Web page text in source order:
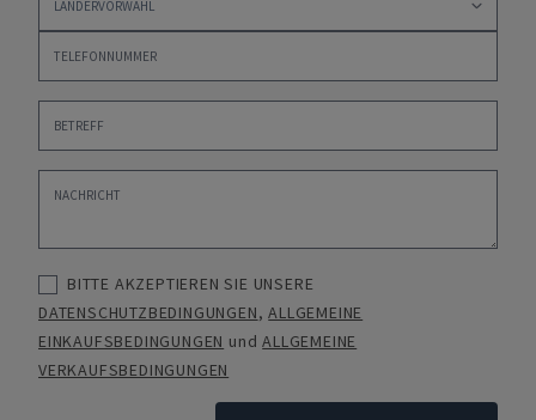
BITTE AKZEPTIEREN SIE UNSERE
DATENSCHUTZBEDINGUNGEN,ALLGEMEINE
EINKAUFSBEDINGUNGEN undALLGEMEINE
VERKAUFSBEDINGUNGEN